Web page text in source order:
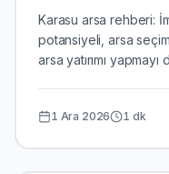
Karasu arsa rehberi:
potansiyeli, arsa
arsa yatırımı
1 Ara 2026 1 dk